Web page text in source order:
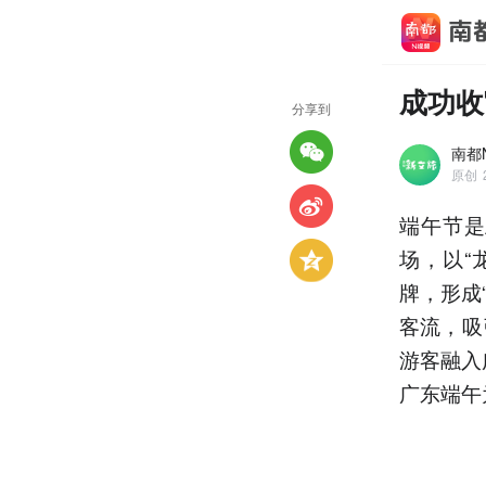
成功
南都
原创
端午节
场，以“
牌，形
客流，
游客融
广东端
分享到